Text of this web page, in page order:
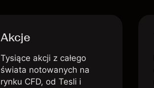
Akcje
Tysiące akcji z całego
świata notowanych na
rynku CFD, od Tesli i